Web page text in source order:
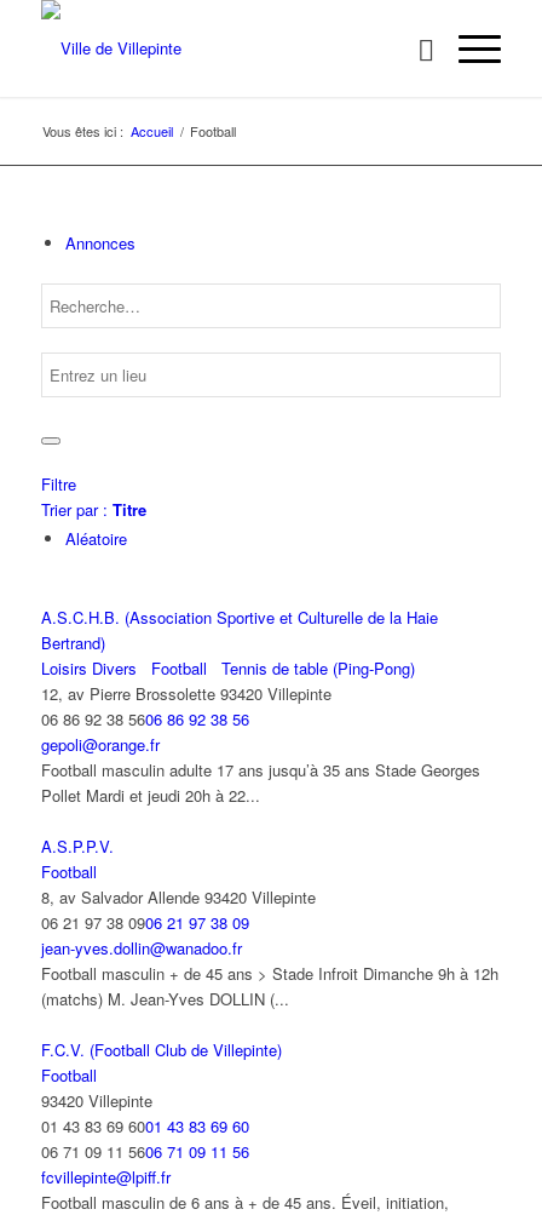
Vous êtes ici : Accueil / Football
Annonces
Filtre
Trier par : Titre
Aléatoire
A.S.C.H.B. (Association Sportive et Culturelle de la Haie
Bertrand)
Loisirs Divers
Football
Tennis de table (Ping-Pong)
12, av Pierre Brossolette 93420 Villepinte
06 86 92 38 5606 86 92 38 56
gepoli@orange.fr
Football masculin adulte 17 ans jusqu’à 35 ans Stade Georges
Pollet Mardi et jeudi 20h à 22...
A.S.P.P.V.
Football
8, av Salvador Allende 93420 Villepinte
06 21 97 38 0906 21 97 38 09
jean-yves.dollin@wanadoo.fr
Football masculin + de 45 ans > Stade Infroit Dimanche 9h à 12h
(matchs) M. Jean-Yves DOLLIN (...
F.C.V. (Football Club de Villepinte)
Football
93420 Villepinte
01 43 83 69 6001 43 83 69 60
06 71 09 11 5606 71 09 11 56
fcvillepinte@lpiff.fr
Football masculin de 6 ans à + de 45 ans. Éveil, initiation,